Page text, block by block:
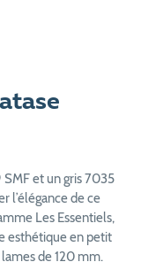
et un gris 7035
l’élégance de ce
Les Essentiels,
esthétique en petit
de 120 mm.